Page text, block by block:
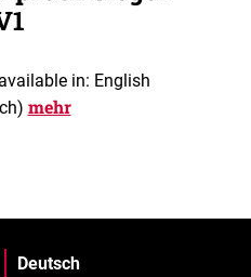
in: English
mehr
Deutsch